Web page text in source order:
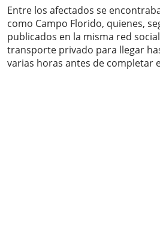
Entre los afectados se
como Campo Florido, quienes,
publicados en la misma red
transporte privado para llegar
varias horas antes de completar